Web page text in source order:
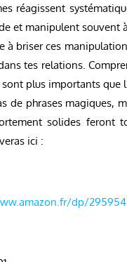
réagissent
et manipulent souvent
à briser ces
tes relations.
plus importants que
de phrases magiques,
solides feront
ici :
dp/